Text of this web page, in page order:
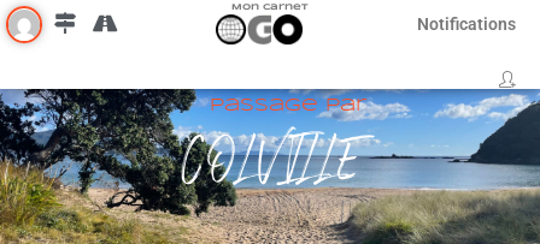
Mon Carnet
Notifications
Passage par
COLVILLE